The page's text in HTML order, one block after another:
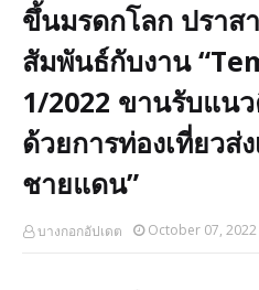
ขึ้นมรดกโลก ปราส
สัมพันธ์กับงาน
1/2022 ขานรับแน
ด้วยการท่องเที่ยวส่
ชายแดน”
บางกอกอัปเดต October 07, 2022